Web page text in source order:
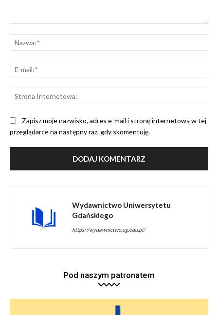
Zapisz moje nazwisko, adres e-mail i stronę internetową w tej
przeglądarce na następny raz, gdy skomentuję.
Wydawnictwo Uniwersytetu
Gdańskiego
https://wydawnictwo.ug.edu.pl/
Pod naszym patronatem